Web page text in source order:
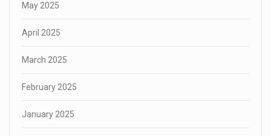
May 2025
April 2025
March 2025
February 2025
January 2025